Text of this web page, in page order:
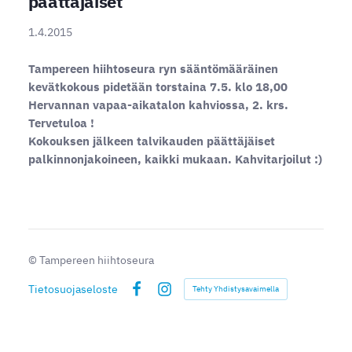
1.4.2015
Tampereen hiihtoseura ryn sääntömääräinen
kevätkokous pidetään torstaina 7.5. klo 18,00
Hervannan vapaa-aikatalon kahviossa, 2. krs.
Tervetuloa !
Kokouksen jälkeen talvikauden päättäjäiset
palkinnonjakoineen, kaikki mukaan. Kahvitarjoilut :)
© Tampereen hiihtoseura
Tietosuojaseloste
Instagram
Tehty Yhdistysavaimella